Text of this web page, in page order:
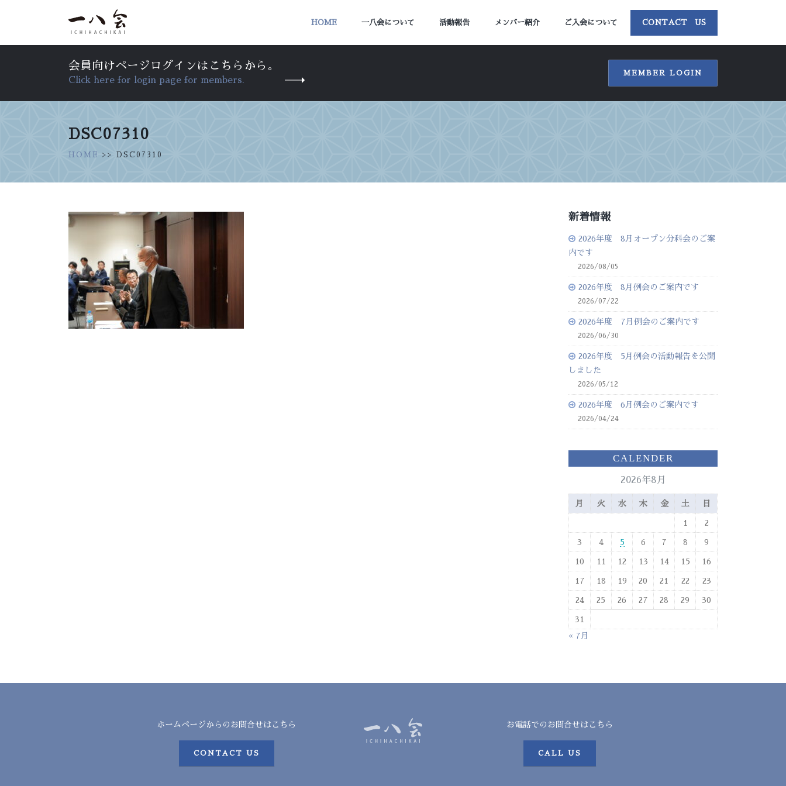
HOME 一八会について 活動報告 メンバー紹介 ご入会について CONTACT US
会員向けページログインはこちらから。
Click here for login page for members.
MEMBER LOGIN
DSC07310
HOME >> DSC07310
新着情報
2026年度 8月オープン分科会のご案
内です
2026/08/05
2026年度 8月例会のご案内です
2026/07/22
2026年度 7月例会のご案内です
2026/06/30
2026年度 5月例会の活動報告を公開
しました
2026/05/12
2026年度 6月例会のご案内です
2026/04/24
CALENDER
2026年8月
月 火 水 木 金 土 日
1 2
3 4 5 6 7 8 9
10 11 12 13 14 15 16
17 18 19 20 21 22 23
24 25 26 27 28 29 30
31
« 7月
ホームページからのお問合せはこちら
CONTACT US
お電話でのお問合せはこちら
CALL US